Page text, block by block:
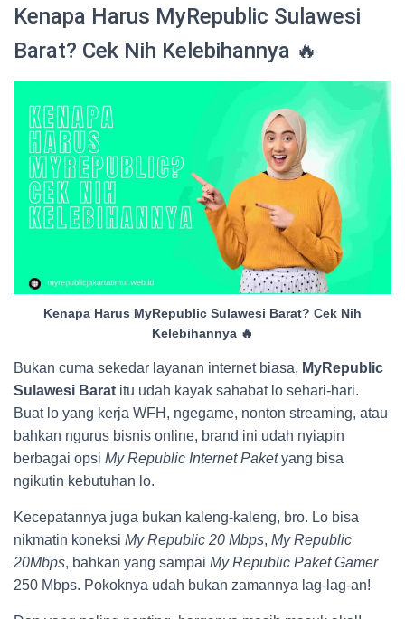
Kenapa Harus MyRepublic Sulawesi
Barat? Cek Nih Kelebihannya 🔥
Kenapa Harus MyRepublic Sulawesi Barat? Cek Nih
Kelebihannya 🔥
Bukan cuma sekedar layanan internet biasa, MyRepublic
Sulawesi Barat itu udah kayak sahabat lo sehari-hari.
Buat lo yang kerja WFH, ngegame, nonton streaming, atau
bahkan ngurus bisnis online, brand ini udah nyiapin
berbagai opsi My Republic Internet Paketyang bisa
ngikutin kebutuhan lo.
Kecepatannya juga bukan kaleng-kaleng, bro. Lo bisa
nikmatin koneksi My Republic 20 Mbps, My Republic
20Mbps, bahkan yang sampai My Republic Paket Gamer
250 Mbps. Pokoknya udah bukan zamannya lag-lag-an!